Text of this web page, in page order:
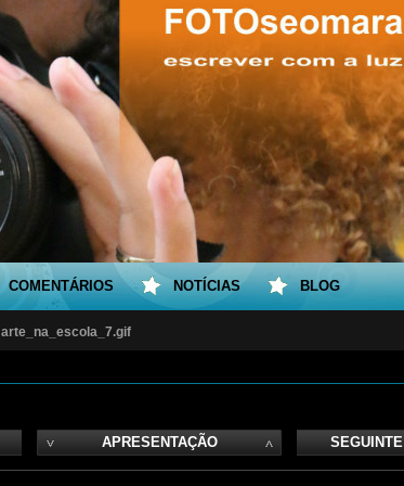
arte_na_escola_7.gif
APRESENTAÇÃO SEGUINTE
COMENTÁRIOS NOTÍCIAS BLOG